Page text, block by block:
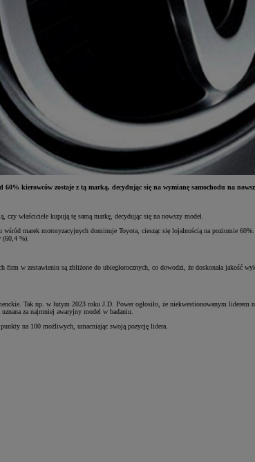
kierowców zostaje z tą marką, decydując się na wymianę samochodu na
właściciele kupują tę samą markę, decydując się na nowszy model.
marek motoryzacyjnych dominuje Toyota, ciesząc się lojalnością na poziomie
(60,4 %).
w zestawieniu są zbliżone do ubiegłorocznych, co dowodzi, że doskonała jakość
Tak np. w lutym 2023 roku J.D. Power ogłosiło, że niekwestionowanym liderem
za najmniej awaryjny model w badaniu.
na 100 możliwych, umacniając swoją pozycję lidera.